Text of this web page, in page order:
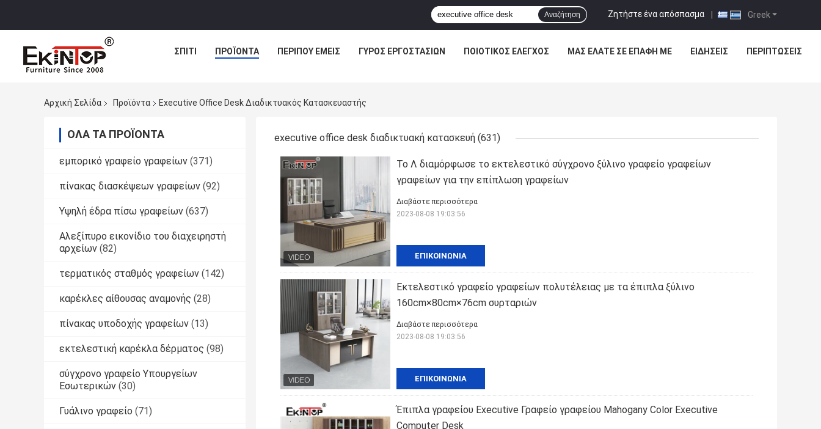
Greek
Ζητήστε ένα απόσπασμα |
Αναζήτηση
ΣΠΊΤΙ ΠΡΟΪΌΝΤΑ ΠΕΡΊΠΟΥ ΕΜΕΊΣ ΓΎΡΟΣ ΕΡΓΟΣΤΑΣΊΩΝ ΠΟΙΟΤΙΚΌΣ ΈΛΕΓΧΟΣ ΜΑΣ ΕΛΆΤΕ ΣΕ ΕΠΑΦΉ ΜΕ ΕΙΔΉΣΕΙΣ ΠΕΡΙΠΤΏΣΕΙΣ
Αρχική Σελίδα Προϊόντα Executive Office Desk Διαδικτυακός Κατασκευαστής
ΌΛΑ ΤΑ ΠΡΟΪΌΝΤΑ
εμπορικό γραφείο γραφείων (371)
πίνακας διασκέψεων γραφείων (92)
Υψηλή έδρα πίσω γραφείων (637)
Αλεξίπυρο εικονίδιο του διαχειρηστή
αρχείων (82)
τερματικός σταθμός γραφείων (142)
καρέκλες αίθουσας αναμονής (28)
πίνακας υποδοχής γραφείων (13)
εκτελεστική καρέκλα δέρματος (98)
σύγχρονο γραφείο Υπουργείων
Εσωτερικών (30)
Γυάλινο γραφείο (71)
executive office desk διαδικτυακή κατασκευή (631)
Το Λ διαμόρφωσε το εκτελεστικό σύγχρονο ξύλινο γραφείο γραφείων
γραφείων για την επίπλωση γραφείων
ΕΠΙΚΟΙΝΩΝΊΑ
Διαβάστε περισσότερα
2023-08-08 19:03:56
Εκτελεστικό γραφείο γραφείων πολυτέλειας με τα έπιπλα ξύλινο
160cm×80cm×76cm συρταριών
ΕΠΙΚΟΙΝΩΝΊΑ
Διαβάστε περισσότερα
2023-08-08 19:03:56
Έπιπλα γραφείου Executive Γραφείο γραφείου Mahogany Color Executive
Computer Desk